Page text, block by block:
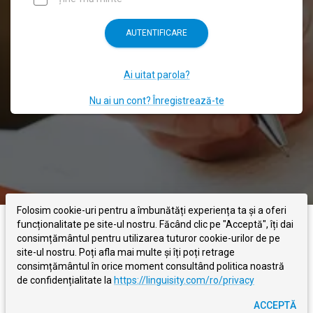
AUTENTIFICARE
Ai uitat parola?
Nu ai un cont? Înregistrează-te
LINGUISITY DESPRE NOI CONTACTEAZĂ-NE
TERMENI POLITICA DE CONFIDENȚIALITATE
Tu scrii, noi corectăm
Folosim cookie-uri pentru a îmbunătăți experiența ta și a oferi
funcționalitate pe site-ul nostru. Făcând clic pe "Acceptă", îți dai
consimțământul pentru utilizarea tuturor cookie-urilor de pe
site-ul nostru. Poți afla mai multe și îți poți retrage
consimțământul în orice moment consultând politica noastră
de confidențialitate la https://linguisity.com/ro/privacy
ACCEPTĂ